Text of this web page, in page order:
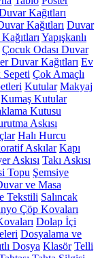
Kağıtları
Kağıtları Duvar
Yapışkanlı
Çocuk Odası Duvar
Duvar Kağıtları Ev
Çok Amaçlı
Kutular Makyaj
Kumaş Kutular
Kutusu
Askısı
Halı Hurcu
Askılar Kapı
Askısı Takı Askısı
Topu Şemsiye
ve Masa
Tekstili Salıncak
Çöp Kovaları
Dolap İçi
Dosyalama ve
Dosya Klasör Telli